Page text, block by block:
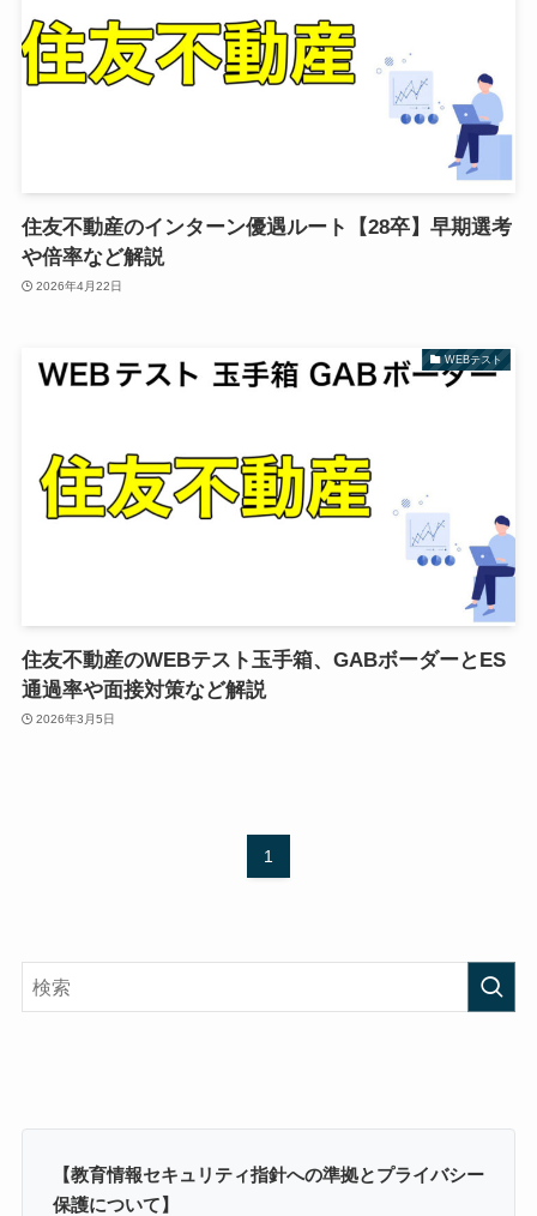
住友不動産のインターン優遇ルート【28卒】早期選考
や倍率など解説
2026年4月22日
WEBテスト
住友不動産のWEBテスト玉手箱、GABボーダーとES
通過率や面接対策など解説
2026年3月5日
1
【教育情報セキュリティ指針への準拠とプライバシー
保護について】